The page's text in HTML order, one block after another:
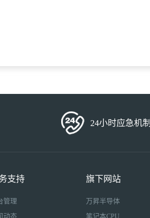
24小时应急机制
支持
管理
动态
旗下网站
万昇半导体
笔记本CPU